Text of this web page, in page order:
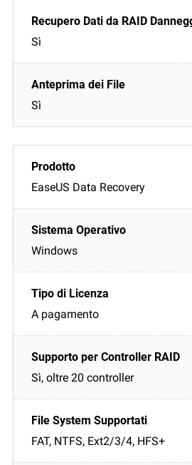
Sì
Sì
EaseUS Data Recovery
Windows
A pagamento
Sì, oltre 20 controller
FAT, NTFS, Ext2/3/4, HFS+